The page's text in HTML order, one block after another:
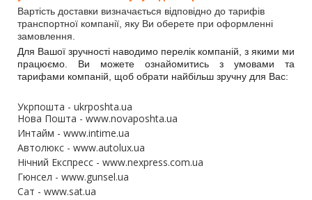
Вартість доставки визначається відповідно до тарифів
транспортної компанії, яку Ви оберете при оформленні
замовлення.
Для Вашої зручності наводимо перелік компаній, з якими ми
працюємо. Ви можете ознайомитись з умовами та
тарифами компаній, щоб обрати найбільш зручну для Вас:
Укрпошта - ukrposhta.ua
Нова Пошта - www.novaposhta.ua
Интайм - www.intime.ua
Автолюкс - www.autolux.ua
Нічний Експресс - www.nexpress.com.ua
Гюнсел - www.gunsel.ua
Сат - www.sat.ua